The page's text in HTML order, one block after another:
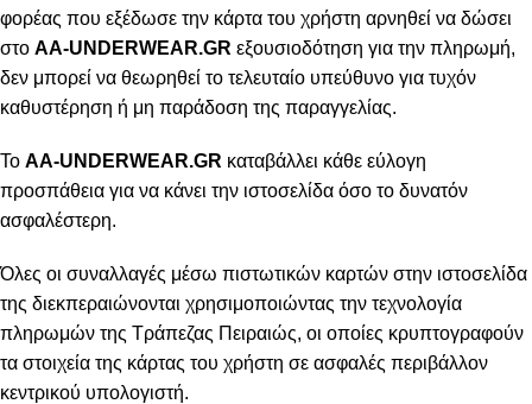
φορέας που εξέδωσε την κάρτα του χρήστη αρνηθεί να δώσει
στο AA-UNDERWEAR.GR εξουσιοδότηση για την πληρωμή,
δεν μπορεί να θεωρηθεί το τελευταίο υπεύθυνο για τυχόν
καθυστέρηση ή μη παράδοση της παραγγελίας.
Το AA-UNDERWEAR.GR καταβάλλει κάθε εύλογη
προσπάθεια για να κάνει την ιστοσελίδα όσο το δυνατόν
ασφαλέστερη.
Όλες οι συναλλαγές μέσω πιστωτικών καρτών στην ιστοσελίδα
της διεκπεραιώνονται χρησιμοποιώντας την τεχνολογία
πληρωμών της Τράπεζας Πειραιώς, οι οποίες κρυπτογραφούν
τα στοιχεία της κάρτας του χρήστη σε ασφαλές περιβάλλον
κεντρικού υπολογιστή.